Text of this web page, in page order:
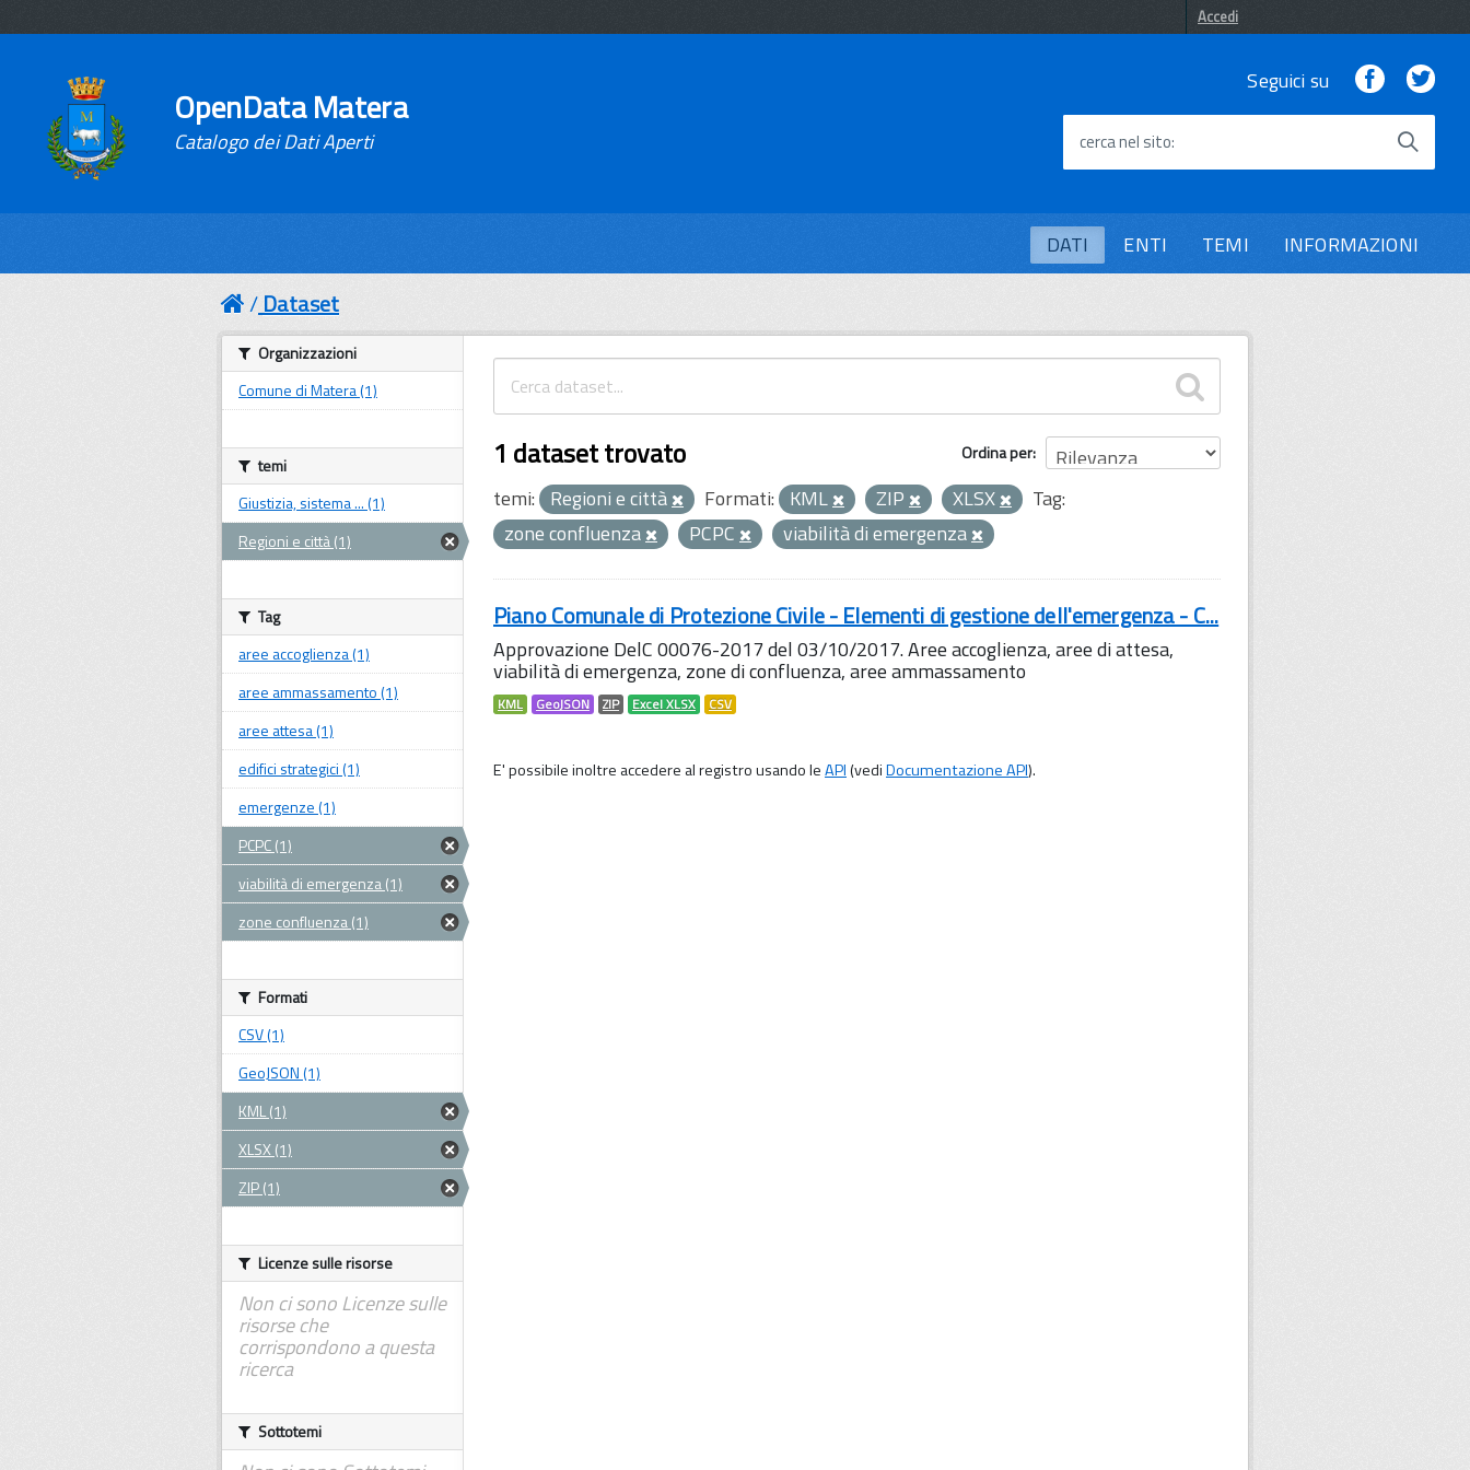
Accedi
OpenData Matera
Catalogo dei Dati Aperti
Seguici su Facebook
cerca nel sito
DATI ENTI TEMI INFORMAZIONI
Dataset
Ordina per
1 dataset trovato
temi: Regioni e città Formati: KML ZIP XLSX
Tag:
zone confluenza
PCPC viabilità di emergenza
Piano Comunale di Protezione Civile - Elementi di gestione dell'emergenza - C...
Approvazione DelC 00076-2017 del 03/10/2017. Aree accoglienza, aree di attesa,
viabilità di emergenza, zone di confluenza, aree ammassamento
KML GeoJSON ZIP Excel XLSX CSV
E' possibile inoltre accedere al registro usando leAPI(vediDocumentazione API).
Organizzazioni
Comune di Matera (1)
temi
Giustizia, sistema ... (1)
Regioni e città (1)
Tag
aree accoglienza (1)
aree ammassamento (1)
aree attesa (1)
edifici strategici (1)
emergenze (1)
PCPC (1)
viabilità di emergenza (1)
zone confluenza (1)
Formati
CSV (1)
GeoJSON (1)
KML (1)
XLSX (1)
ZIP (1)
Licenze sulle risorse
Non ci sono Licenze sulle
risorse che
corrispondono a questa
ricerca
Sottotemi